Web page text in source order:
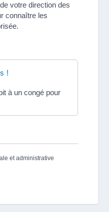
votre direction des
connaître les
!
à un congé pour
et administrative